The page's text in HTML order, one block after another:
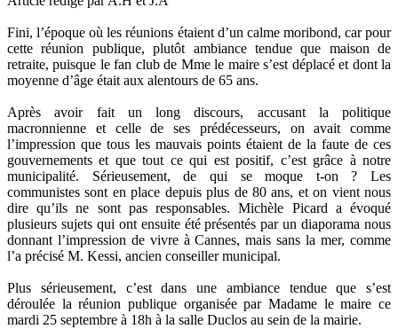
Fini, l’époque où les réunions étaient d’un calme moribond, car pour
cette réunion publique, plutôt ambiance tendue que maison de
retraite, puisque le fan club de Mme le maire s’est déplacé et dont la
moyenne d’âge était aux alentours de 65 ans.
Après avoir fait un long discours, accusant la politique
macronnienne et celle de ses prédécesseurs, on avait comme
l’impression que tous les mauvais points étaient de la faute de ces
gouvernements et que tout ce qui est positif, c’est grâce à notre
municipalité. Sérieusement, de qui se moque t-on ? Les
communistes sont en place depuis plus de 80 ans, et on vient nous
dire qu’ils ne sont pas responsables. Michèle Picard a évoqué
plusieurs sujets qui ont ensuite été présentés par un diaporama nous
donnant l’impression de vivre à Cannes, mais sans la mer, comme
l’a précisé M. Kessi, ancien conseiller municipal.
Plus sérieusement, c’est dans une ambiance tendue que s’est
déroulée la réunion publique organisée par Madame le maire ce
mardi 25 septembre à 18h à la salle Duclos au sein de la mairie.